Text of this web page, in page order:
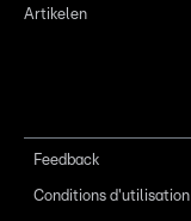
Artikelen
Feedback
Conditions d'utilisation